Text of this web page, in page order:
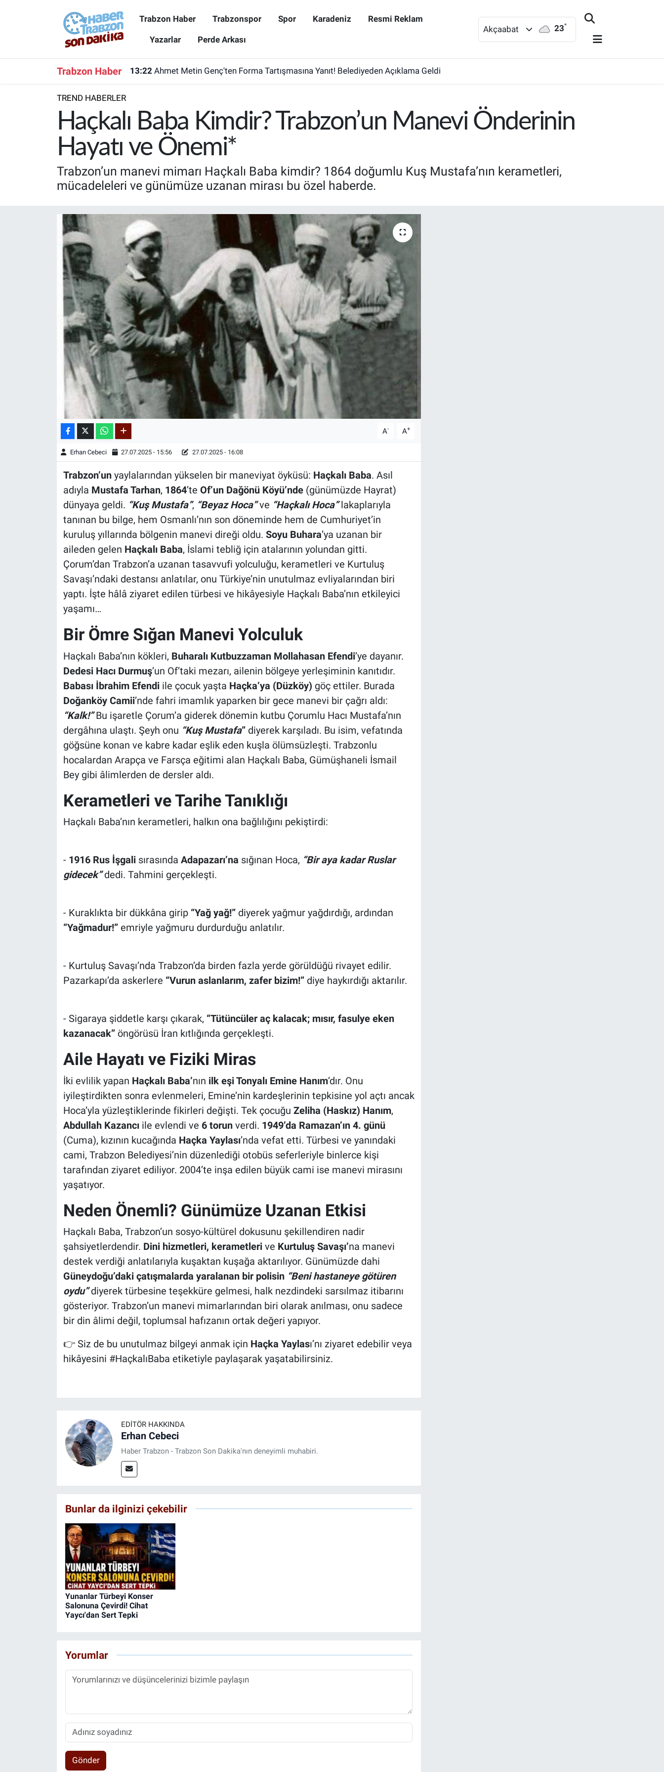
Trabzon Haber Trabzonspor Spor Karadeniz Resmi Reklam
Yazarlar Perde Arkası
Akçaabat 23°
Trabzon Haber 13:22 Ahmet Metin Genç'ten Forma Tartışmasına Yanıt! Belediyeden Açıklama Geldi
TREND HABERLER
Haçkalı Baba Kimdir? Trabzon’un Manevi Önderinin
Hayatı ve Önemi*
Trabzon’un manevi mimarı Haçkalı Baba kimdir? 1864 doğumlu Kuş Mustafa’nın kerametleri,
mücadeleleri ve günümüze uzanan mirası bu özel haberde.
A- A+
Erhan Cebeci 27.07.2025 - 15:56 27.07.2025 - 16:08
Trabzon’unyaylalarından yükselen bir maneviyat öyküsü: Haçkalı Baba. Asıl
adıyla Mustafa Tarhan, 1864’te Of’un Dağönü Köyü’nde(günümüzde Hayrat)
dünyaya geldi. “Kuş Mustafa”, “Beyaz Hoca”ve “Haçkalı Hoca”lakaplarıyla
tanınan bu bilge, hem Osmanlı’nın son döneminde hem de Cumhuriyet’in
kuruluş yıllarında bölgenin manevi direği oldu. Soyu Buhara’ya uzanan bir
aileden gelen Haçkalı Baba, İslami tebliğ için atalarının yolundan gitti.
Çorum’dan Trabzon’a uzanan tasavvufi yolculuğu, kerametleri ve Kurtuluş
Savaşı’ndaki destansı anlatılar, onu Türkiye’nin unutulmaz evliyalarından biri
yaptı. İşte hâlâ ziyaret edilen türbesi ve hikâyesiyle Haçkalı Baba’nın etkileyici
yaşamı…
Bir Ömre Sığan Manevi Yolculuk
Haçkalı Baba’nın kökleri, Buharalı Kutbuzzaman Mollahasan Efendi’ye dayanır.
Dedesi Hacı Durmuş’un Of’taki mezarı, ailenin bölgeye yerleşiminin kanıtıdır.
Babası İbrahim Efendiile çocuk yaşta Haçka’ya (Düzköy) göç ettiler. Burada
Doğanköy Camii’nde fahri imamlık yaparken bir gece manevi bir çağrı aldı:
“Kalk!”Bu işaretle Çorum’a giderek dönemin kutbu Çorumlu Hacı Mustafa’nın
dergâhına ulaştı. Şeyh onu “Kuş Mustafa”diyerek karşıladı. Bu isim, vefatında
göğsüne konan ve kabre kadar eşlik eden kuşla ölümsüzleşti. Trabzonlu
hocalardan Arapça ve Farsça eğitimi alan Haçkalı Baba, Gümüşhaneli İsmail
Bey gibi âlimlerden de dersler aldı.
Kerametleri ve Tarihe Tanıklığı
Haçkalı Baba’nın kerametleri, halkın ona bağlılığını pekiştirdi:
- 1916 Rus İşgalisırasında Adapazarı’na sığınan Hoca, “Bir aya kadar Ruslar
gidecek”dedi. Tahmini gerçekleşti.
- Kuraklıkta bir dükkâna girip “Yağ yağ!”diyerek yağmur yağdırdığı, ardından
“Yağmadur!”emriyle yağmuru durdurduğu anlatılır.
- Kurtuluş Savaşı’nda Trabzon’da birden fazla yerde görüldüğü rivayet edilir.
Pazarkapı’da askerlere “Vurun aslanlarım, zafer bizim!”diye haykırdığı aktarılır.
- Sigaraya şiddetle karşı çıkarak, “Tütüncüler aç kalacak; mısır, fasulye eken
kazanacak”öngörüsü İran kıtlığında gerçekleşti.
Aile Hayatı ve Fiziki Miras
İki evlilik yapan Haçkalı Baba’nın ilk eşi Tonyalı Emine Hanım’dır. Onu
iyileştirdikten sonra evlenmeleri, Emine’nin kardeşlerinin tepkisine yol açtı ancak
Hoca’yla yüzleştiklerinde fikirleri değişti. Tek çocuğu Zeliha (Haskız) Hanım,
Abdullah Kazancıile evlendi ve 6 torun verdi. 1949’da Ramazan’ın 4. günü
(Cuma), kızının kucağında Haçka Yaylası’nda vefat etti. Türbesi ve yanındaki
cami, Trabzon Belediyesi’nin düzenlediği otobüs seferleriyle binlerce kişi
tarafından ziyaret ediliyor. 2004’te inşa edilen büyük cami ise manevi mirasını
yaşatıyor.
Neden Önemli? Günümüze Uzanan Etkisi
Haçkalı Baba, Trabzon’un sosyo-kültürel dokusunu şekillendiren nadir
şahsiyetlerdendir. Dini hizmetleri, kerametleri ve Kurtuluş Savaşı’na manevi
destek verdiği anlatılarıyla kuşaktan kuşağa aktarılıyor. Günümüzde dahi
Güneydoğu’daki çatışmalarda yaralanan bir polisin “Beni hastaneye götüren
oydu”diyerek türbesine teşekküre gelmesi, halk nezdindeki sarsılmaz itibarını
gösteriyor. Trabzon’un manevi mimarlarından biri olarak anılması, onu sadece
bir din âlimi değil, toplumsal hafızanın ortak değeri yapıyor.
👉 Siz de bu unutulmaz bilgeyi anmak için Haçka Yaylası’nı ziyaret edebilir veya
hikâyesini #HaçkalıBaba etiketiyle paylaşarak yaşatabilirsiniz.
EDITÖR HAKKINDA
Erhan Cebeci
Haber Trabzon - Trabzon Son Dakika'nın deneyimli muhabiri.
Bunlar da ilginizi çekebilir
Yunanlar Türbeyi Konser
Salonuna Çevirdi! Cihat
Yaycı'dan Sert Tepki
Yorumlar
Gönder
Trabzon Haber
Karadeniz
Resmi Reklam
Perde Arkası
Trabzon Nöbetçi Eczaneler
Trabzon Trafik Yoğunluk Haritası
Süper Lig Puan Durumu ve Fikstür
Tüm Manşetler
Son Dakika Haberleri
Haber Arşivi